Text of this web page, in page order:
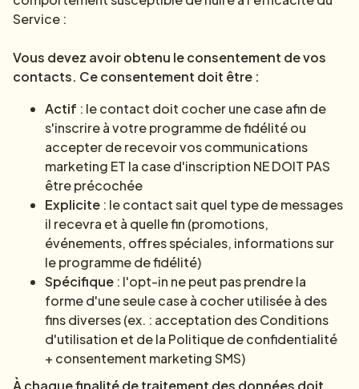
Service :
Vous devez avoir obtenu le consentement de vos
contacts. Ce consentement doit être :
Actif : le contact doit cocher une case afin de
s'inscrire à votre programme de fidélité ou
accepter de recevoir vos communications
marketing ET la case d'inscription NE DOIT PAS
être précochée
Explicite : le contact sait quel type de messages
il recevra et à quelle fin (promotions,
événements, offres spéciales, informations sur
le programme de fidélité)
Spécifique : l'opt-in ne peut pas prendre la
forme d'une seule case à cocher utilisée à des
fins diverses (ex. : acceptation des Conditions
d'utilisation et de la Politique de confidentialité
+ consentement marketing SMS)
À chaque finalité de traitement des données doit